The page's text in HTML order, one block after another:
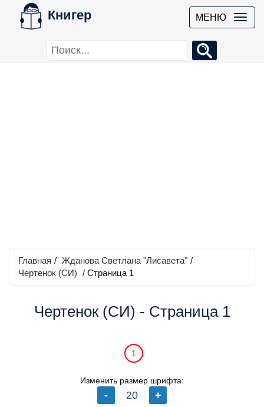
Книгер МЕНЮ
Главная / Жданова Светлана "Лисавета" /
Чертенок (СИ) / Страница 1
Чертенок (СИ) - Страница 1
1
Изменить размер шрифта: